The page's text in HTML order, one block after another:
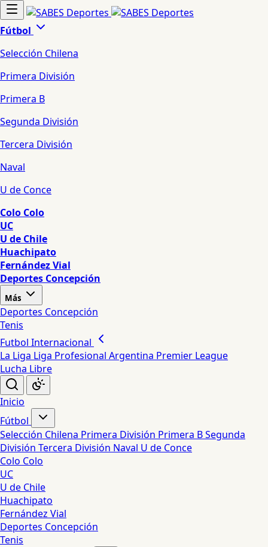
Fútbol
Selección Chilena
Primera División
Primera B
Segunda División
Tercera División
Naval
U de Conce
Colo Colo
UC
U de Chile
Huachipato
Fernández Vial
Deportes Concepción
Más
Deportes Concepción
Tenis
Futbol Internacional
La Liga Liga Profesional Argentina Premier League
Lucha Libre
Inicio
Fútbol
Selección Chilena Primera División Primera BSegunda
División Tercera División Naval U de Conce
Colo Colo
UC
U de Chile
Huachipato
Fernández Vial
Deportes Concepción
Tenis